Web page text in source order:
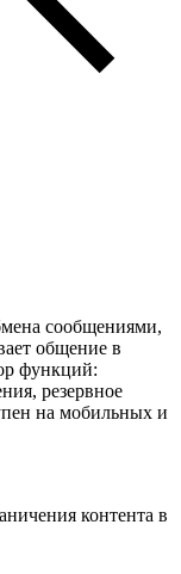
сообщениями,
общение в
функций:
резервное
на мобильных и
контента в